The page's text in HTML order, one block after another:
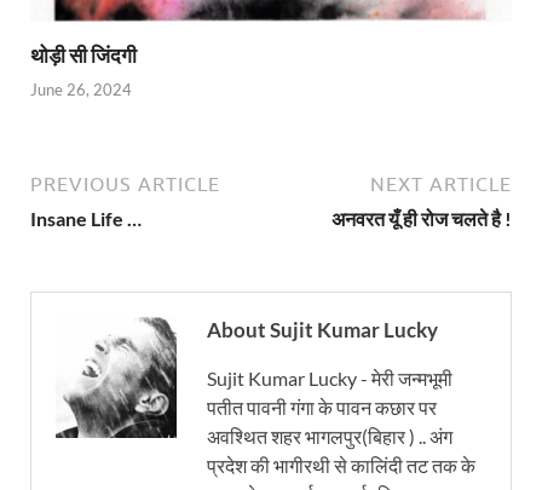
थोड़ी सी जिंदगी
June 26, 2024
PREVIOUS ARTICLE
Insane Life …
NEXT ARTICLE
अनवरत यूँ ही रोज चलते है !
About Sujit Kumar Lucky
Sujit Kumar Lucky - मेरी जन्मभूमी
पतीत पावनी गंगा के पावन कछार पर
अवश्थित शहर भागलपुर(बिहार ) .. अंग
प्रदेश की भागीरथी से कालिंदी तट तक के